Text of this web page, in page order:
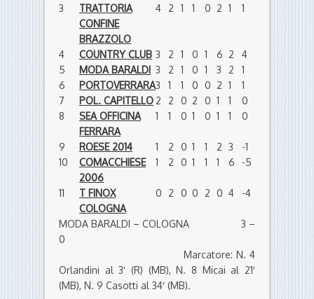
3
TRATTORIA
CONFINE
BRAZZOLO
4 2 1 1 0 2 1 1
4 COUNTRY CLUB 3 2 1 0 1 6 2
4
5
MODA BARALDI 3 2 1 0 1 3 2
1
6
PORTOVERRARA3 1 1 0 0 2 1
1
7
POL. CAPITELLO 2 2 0 2 0 1 1
0
8
SEA OFFICINA
FERRARA
1 1 0 1 0 1 1 0
9 ROESE 2014 1 2 0 1 1 2 3
-1
10
COMACCHIESE
2006
1 2 0 1 1 1 6 -5
11
T FINOX
COLOGNA
0 2 0 0 2 0 4 -4
MODA BARALDI – COLOGNA 3 –
0
Marcatore: N. 4
Orlandini al 3′ (R) (MB), N. 8 Micai al 21′
(MB), N. 9 Casotti al 34′ (MB).